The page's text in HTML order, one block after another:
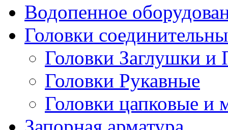
Водопенное
Головки
Головки Заглушки и
Головки Рукавные
Головки цапковые и